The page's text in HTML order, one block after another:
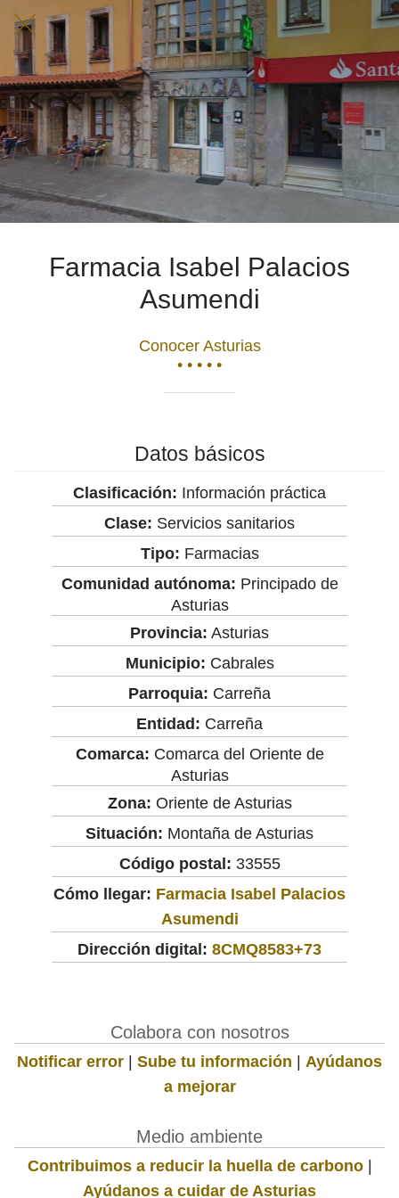
Farmacia Isabel Palacios
Asumendi
Conocer Asturias
• • • • •
Datos básicos
Clasificación: Información práctica
Clase: Servicios sanitarios
Tipo: Farmacias
Comunidad autónoma: Principado de
Asturias
Provincia: Asturias
Municipio: Cabrales
Parroquia: Carreña
Entidad: Carreña
Comarca: Comarca del Oriente de
Asturias
Zona: Oriente de Asturias
Situación: Montaña de Asturias
Código postal: 33555
Cómo llegar: Farmacia Isabel Palacios
Asumendi
Dirección digital: 8CMQ8583+73
Colabora con nosotros
Notificar error | Sube tu información | Ayúdanos
a mejorar
Medio ambiente
Contribuimos a reducir la huella de carbono|
Ayúdanos a cuidar de Asturias